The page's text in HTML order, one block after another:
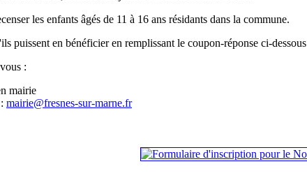
les enfants âgés de 11 à 16 ans résidants dans la commune.
puissent en bénéficier en remplissant le coupon-réponse ci-dessous
:
mairie
mairie@fresnes-sur-marne.fr